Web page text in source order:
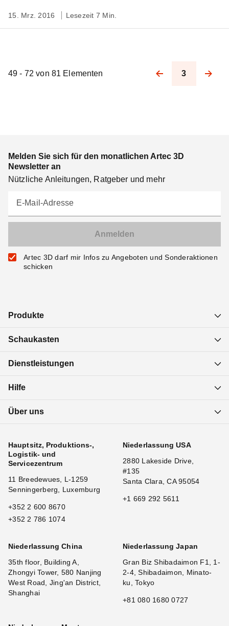
15. Mrz. 2016 Lesezeit 7 Min.
49 - 72 von 81 Elementen
Pagination
3
Melden Sie sich für den monatlichen Artec 3D
Newsletter an
Nützliche Anleitungen, Ratgeber und mehr
E-Mail-Adresse
Artec 3D darf mir Infos zu Angeboten und Sonderaktionen
schicken
Produkte
Schaukasten
Dienstleistungen
Hilfe
Über uns
Hauptsitz, Produktions-,
Logistik- und
Servicezentrum
11 Breedewues, L-1259
Senningerberg, Luxemburg
+352 2 600 8670
+352 2 786 1074
Niederlassung USA
2880 Lakeside Drive,
#135
Santa Clara, CA 95054
+1 669 292 5611
Niederlassung China
35th floor, Building A,
Zhongyi Tower, 580 Nanjing
West Road, Jing'an District,
Shanghai
Niederlassung Japan
Gran Biz Shibadaimon F1, 1-
2-4, Shibadaimon, Minato-
ku, Tokyo
+81 080 1680 0727